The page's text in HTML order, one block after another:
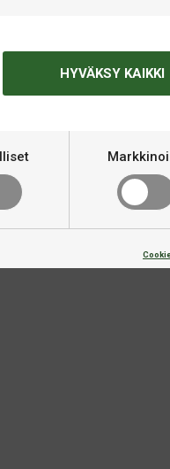
HYVÄKSY KAIKKI
Kierre